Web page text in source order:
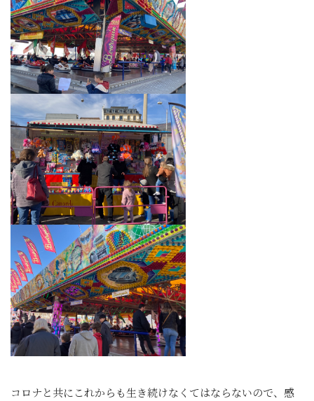
コロナと共にこれからも生き続けなくてはならないので、感